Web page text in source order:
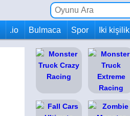
.io Bulmaca Spor Iki kişilik